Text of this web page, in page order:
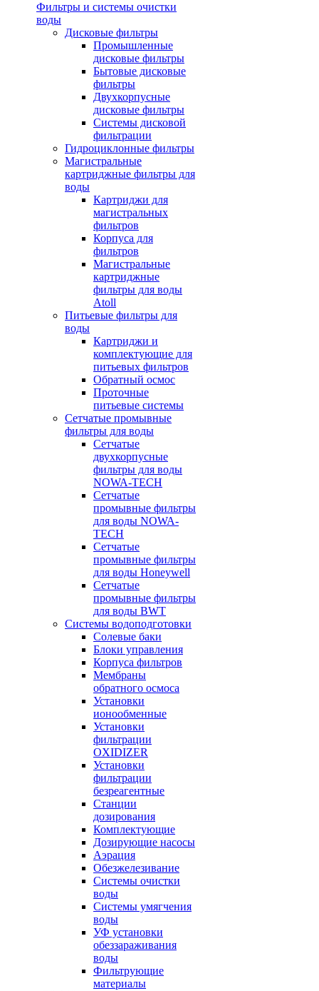
Фильтры и системы очистки
воды
Дисковые фильтры
Промышленные
дисковые фильтры
Бытовые дисковые
фильтры
Двухкорпусные
дисковые фильтры
Системы дисковой
фильтрации
Гидроциклонные фильтры
Магистральные
картриджные фильтры для
воды
Картриджи для
магистральных
фильтров
Корпуса для
фильтров
Магистральные
картриджные
фильтры для воды
Atoll
Питьевые фильтры для
воды
Картриджи и
комплектующие для
питьевых фильтров
Обратный осмос
Проточные
питьевые системы
Сетчатые промывные
фильтры для воды
Сетчатые
двухкорпусные
фильтры для воды
NOWA-TECH
Сетчатые
промывные фильтры
для воды NOWA-
TECH
Сетчатые
промывные фильтры
для воды Honeywell
Сетчатые
промывные фильтры
для воды BWT
Системы водоподготовки
Солевые баки
Блоки управления
Корпуса фильтров
Мембраны
обратного осмоса
Установки
ионообменные
Установки
фильтрации
OXIDIZER
Установки
фильтрации
безреагентные
Станции
дозирования
Комплектующие
Дозирующие насосы
Аэрация
Обезжелезивание
Системы очистки
воды
Системы умягчения
воды
УФ установки
обеззараживания
воды
Фильтрующие
материалы